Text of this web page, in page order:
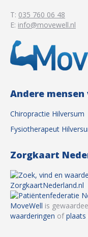
T: 035 760 06 48
E: info@movewell.nl
Andere
Chiropractie Hilversum
Fysiotherapeut
Zorgkaart
MoveWell is
waarderingen ofplaats